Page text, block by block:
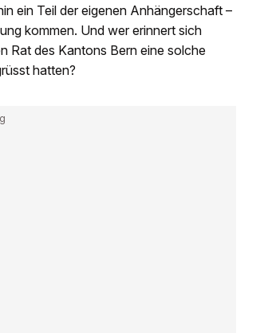
ein Teil der eigenen Anhängerschaft –
kommen. Und wer erinnert sich
Rat des Kantons Bern eine solche
hatten?